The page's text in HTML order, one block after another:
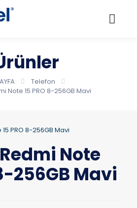
Telefon
Note 15 PRO 8-256GB Mavi
Note
256GB Mavi